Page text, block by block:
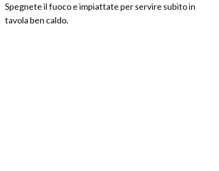
Spegnete il fuoco e impiattate per servire subito in
tavola ben caldo.